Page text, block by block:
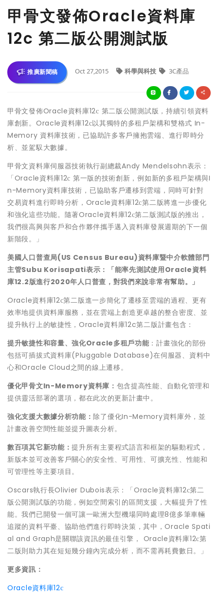
甲骨文發佈Oracle資料庫
12c 第二版公開測試版
推廣新聞稿 Oct 27,2015 科學與科技 3C產品
甲骨文發佈Oracle資料庫12c 第二版公開測試版，持續引領資料
庫創新。Oracle資料庫12c以其獨特的多租戶架構和雙格式 In-
Memory 資料庫技術，已協助許多客戶擁抱雲端、進行即時分
析、並駕馭大數據。
甲骨文資料庫伺服器技術執行副總裁Andy Mendelsohn表示：
「Oracle資料庫12c 第一版的技術創新，例如新的多租戶架構與I
n-Memory資料庫技術，已協助客戶遷移到雲端，同時可針對
交易資料進行即時分析， Oracle資料庫12c第二版將進一步優化
和強化這些功能。隨著Oracle資料庫12c第二版測試版的推出，
我們很高興與客戶和合作夥伴攜手邁入資料庫發展週期的下一個
新階段。」
美國人口普查局(US Census Bureau)資料庫暨中介軟體部門
主管Subu Korisapati表示：「能率先測試使用Oracle資料
庫12.2版進行2020年人口普查，對我們來說非常有幫助。」
Oracle資料庫12c第二版進一步簡化了遷移至雲端的過程、更有
效率地提供資料庫服務，並在雲端上創造更卓越的整合密度、並
提升執行上的敏捷性， Oracle資料庫12c第二版計畫包含：
提升敏捷性和容量、強化Oracle多租戶功能 ：計畫強化的部份
包括可插拔式資料庫(Pluggable Database)在伺服器、資料中
心和Oracle Cloud之間的線上遷移。
優化甲骨文In-Memory資料庫 ： 包含提高性能、自動化管理和
提供靈活部署的選項，都在此次的更新計畫中。
強化支援大數據分析功能：除了優化In-Memory資料庫外，並
計畫改善空間性能並提升圖表分析。
數百項其它新功能：提升所有主要程式語言和框架的驅動程式，
新版本並可改善客戶關心的安全性、可用性、可擴充性、性能和
可管理性等主要項目。
Oscars執行長Olivier Dubois表示：「Oracle資料庫12c第二
版公開測試版的功能，例如空間索引的區間支援，大幅提升了性
能。我們已開發一個可讓一歐洲大型機場同時處理8億多筆車輛
追蹤的資料平臺、協助他們進行即時決策，其中，Oracle Spati
al and Graph是關聯該資訊的最佳引擎， Oracle資料庫12c第
二版則助力其在短短幾分鐘內完成分析，而不需再耗費數日。」
更多資訊：
Oracle資料庫12c